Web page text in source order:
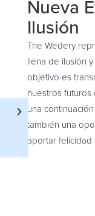
Nueva
Ilusión
The Wedery
llena de ilusión
objetivo es
nuestros futuros
una
también una
aportar felicidad